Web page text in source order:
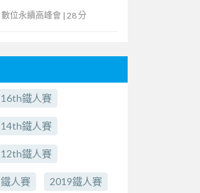
數位永續高峰會 | 28 分
16th鐵人賽
14th鐵人賽
12th鐵人賽
鐵人賽 2019鐵人賽